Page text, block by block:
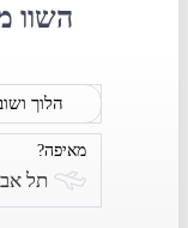
השוו
הלוך
מאיפה?
תל